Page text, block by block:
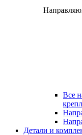
Все
Детали и